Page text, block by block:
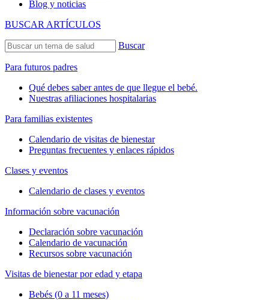
Blog y noticias
BUSCAR ARTÍCULOS
Buscar
Para futuros padres
Qué debes saber antes de que llegue el bebé.
Nuestras afiliaciones hospitalarias
Para familias existentes
Calendario de visitas de bienestar
Preguntas frecuentes y enlaces rápidos
Clases y eventos
Calendario de clases y eventos
Información sobre vacunación
Declaración sobre vacunación
Calendario de vacunación
Recursos sobre vacunación
Visitas de bienestar por edad y etapa
Bebés (0 a 11 meses)